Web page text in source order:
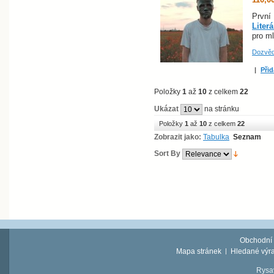
pro
Položky 1 až 10 z celkem 22
Ukázat
na stránku
Položky 1 až 10 z celkem 22
Zobrazit jako: Tabulka Seznam
Sort By
Obchodní
Mapa stránek
Hledané